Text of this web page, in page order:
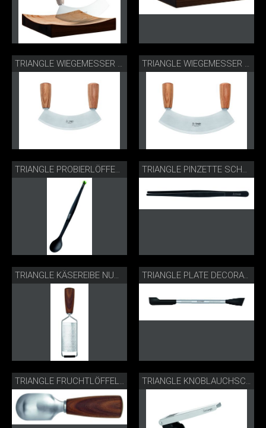
TRIANGLE WIEGEMESSER 18 CM TRIANGLE WIEGEMESSER 23 CM
TRIANGLE PROBIERLÖFFEL SCHWARZ TRIANGLE PINZETTE SCHWARZ
TRIANGLE KÄSEREIBE NUSSBAUM TRIANGLE PLATE DECORATER